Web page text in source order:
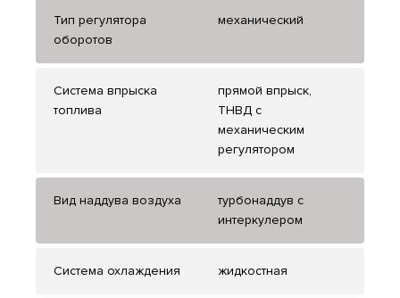
Тип регулятора
оборотов
механический
Система впрыска
топлива
прямой впрыск,
ТНВД с
механическим
регулятором
Вид наддува воздуха
турбонаддув с
интеркулером
Система охлаждения жидкостная